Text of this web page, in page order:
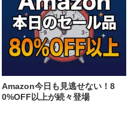
Amazon今日も見逃せない！8
0%OFF以上が続々登場